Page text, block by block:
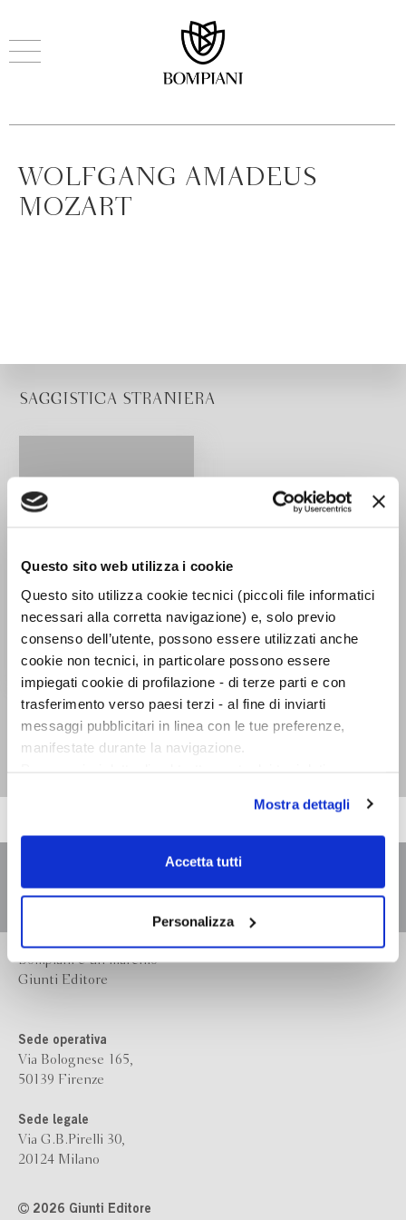
Questo sito web utilizza i cookie
Questo sito utilizza cookie tecnici (piccoli file informatici
necessari alla corretta navigazione) e, solo previo
consenso dell’utente, possono essere utilizzati anche
cookie non tecnici, in particolare possono essere
impiegati cookie di profilazione - di terze parti e con
trasferimento verso paesi terzi - al fine di inviarti
messaggi pubblicitari in linea con le tue preferenze,
manifestate durante la navigazione.
scelte privacy sui cookie, ti invitiamo a prendere visione
dell’informativa cookie.
Chiudendo il banner tramite la “X” prosegui la
dei soli cookie tecnici. Selezionando “Accetta tutti” presti
il tuo consenso alla profilazione che potrai revocare in
ogni momentoRevoca
Mostra dettagli
Accetta tutti
Personalizza
WOLFGANG AMADEUS
MOZART
SAGGISTICA STRANIERA
Lettere alle donne
Wolfgang Amadeus
Mozart
Bompiani è un marchio
Giunti Editore
Sede operativa
Via Bolognese 165,
50139 Firenze
Sede legale
Via G.B.Pirelli 30,
20124 Milano
2026 Giunti Editore